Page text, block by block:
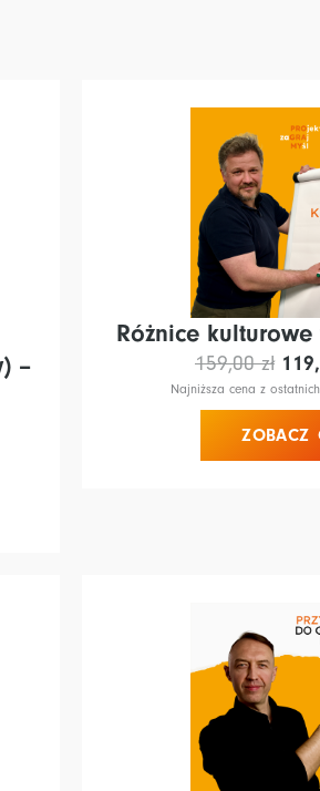
–
Różnice
159,00zł
Najniższa cena z
ZOBACZ